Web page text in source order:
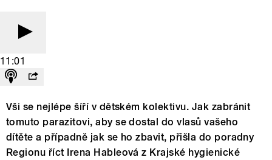
11:01
Vši se nejlépe šíří v dětském kolektivu. Jak zabránit
tomuto parazitovi, aby se dostal do vlasů vašeho
dítěte a případně jak se ho zbavit, přišla do poradny
Regionu říct Irena Hableová z Krajské hygienické